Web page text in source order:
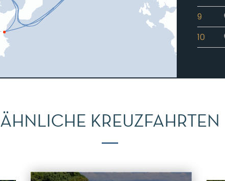
9
10
ÄHNLICHE KREUZFAHRTEN